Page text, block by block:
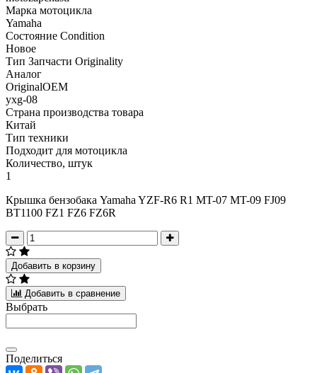
Марка мотоцикла
Yamaha
Состояние Condition
Новое
Тип Запчасти Originality
Аналог
OriginalOEM
yxg-08
Страна производства товара
Китай
Тип техники
Подходит для мотоцикла
Количество, штук
1
Крышка бензобака Yamaha YZF-R6 R1 MT-07 MT-09 FJ09
BT1100 FZ1 FZ6 FZ6R
Добавить в корзину
Добавить в сравнение
Выбрать
Поделиться